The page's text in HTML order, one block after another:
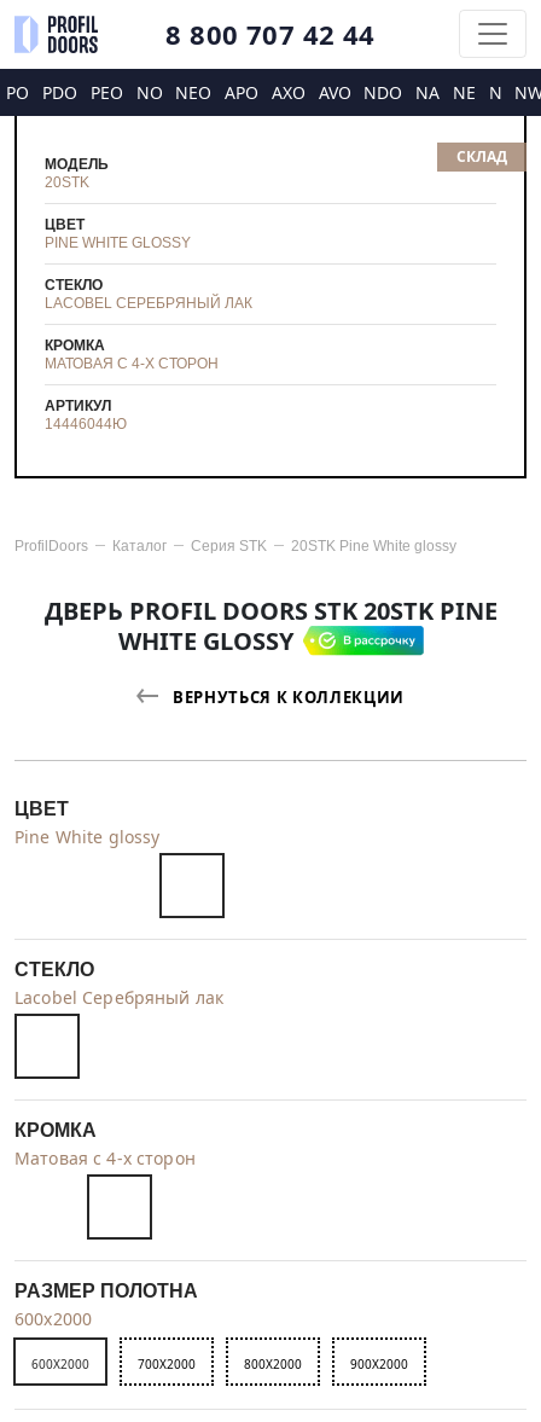
8 800 707 42 44
PO PDO PEO NO NEO APO AXO AVO NDO NA NE N
СКЛАД
МОДЕЛЬ
20STK
ЦВЕТ
PINE WHITE GLOSSY
СТЕКЛО
LACOBEL СЕРЕБРЯНЫЙ ЛАК
КРОМКА
МАТОВАЯ С 4-Х СТОРОН
АРТИКУЛ
14446044Ю
ProfilDoors Каталог Серия STK 20STK Pine White glossy
ДВЕРЬ PROFIL DOORS STK 20STK PINE
WHITE GLOSSY
ВЕРНУТЬСЯ К КОЛЛЕКЦИИ
ЦВЕТ
Pine White glossy
СТЕКЛО
Lacobel Серебряный лак
КРОМКА
Матовая с 4-х сторон
РАЗМЕР ПОЛОТНА
600x2000
600X2000 700X2000 800X2000 900X2000